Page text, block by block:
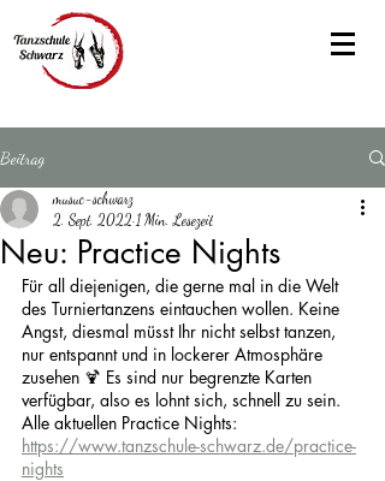
Beitrag
Neu: Practice Nights
musuc-schwarz
2. Sept. 2022 1 Min. Lesezeit
Für all diejenigen, die gerne mal in die Welt
des Turniertanzens eintauchen wollen. Keine
Angst, diesmal müsst Ihr nicht selbst tanzen,
nur entspannt und in lockerer Atmosphäre
zusehen 🍹 Es sind nur begrenzte Karten
verfügbar, also es lohnt sich, schnell zu sein.
Alle aktuellen Practice Nights:
https://www.tanzschule-schwarz.de/practice-
nights